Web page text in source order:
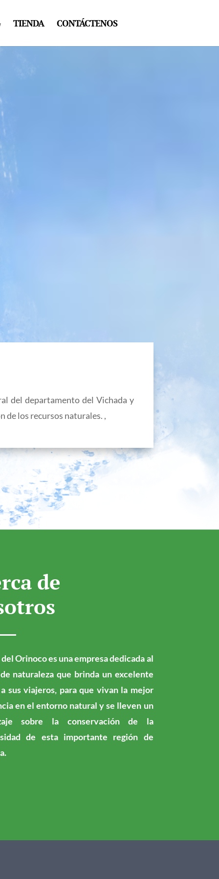
TIENDA CONTÁCTENOS
del departamento del Vichada y
de los recursos naturales. ,
de
Orinoco es una empresa dedicada al
naturaleza que brinda un excelente
sus viajeros, para que vivan la mejor
en el entorno natural y se lleven un
sobre la conservación de la
de esta importante región de